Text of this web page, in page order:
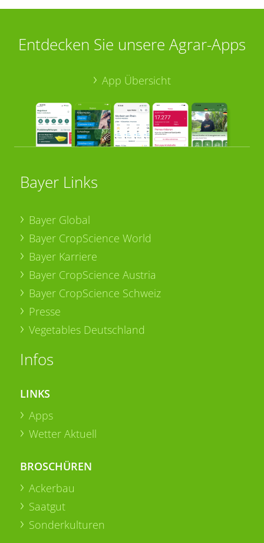
Entdecken Sie unsere Agrar-Apps
App Übersicht
Bayer Links
Bayer Global
Bayer CropScience World
Bayer Karriere
Bayer CropScience Austria
Bayer CropScience Schweiz
Presse
Vegetables Deutschland
Infos
LINKS
Apps
Wetter Aktuell
BROSCHÜREN
Ackerbau
Saatgut
Sonderkulturen